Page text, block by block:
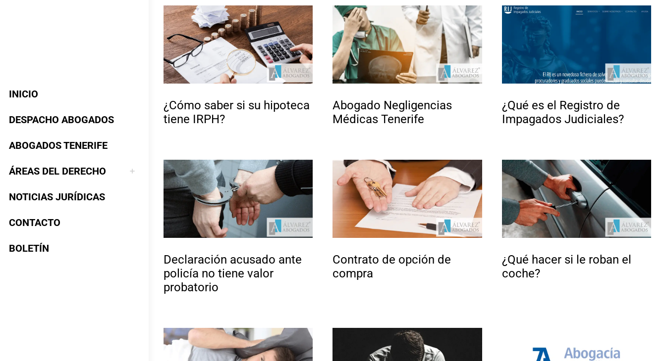
INICIO
DESPACHO ABOGADOS
ABOGADOS TENERIFE
ÁREAS DEL DERECHO
NOTICIAS JURÍDICAS
CONTACTO
BOLETÍN
¿Cómo saber si su hipoteca
tiene IRPH?
Abogado Negligencias
Médicas Tenerife
¿Qué es el Registro de
Impagados Judiciales?
Declaración acusado ante
policía no tiene valor
probatorio
Contrato de opción de
compra
¿Qué hacer si le roban el
coche?